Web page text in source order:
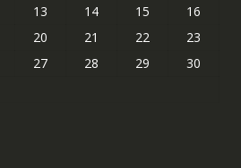
13 14 15
16
20 21 22
23
27 28 29
30